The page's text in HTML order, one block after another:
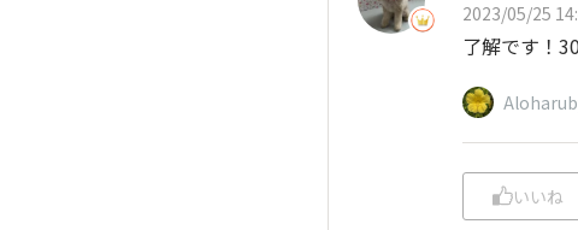
2023/05/25
了解です！
いいね